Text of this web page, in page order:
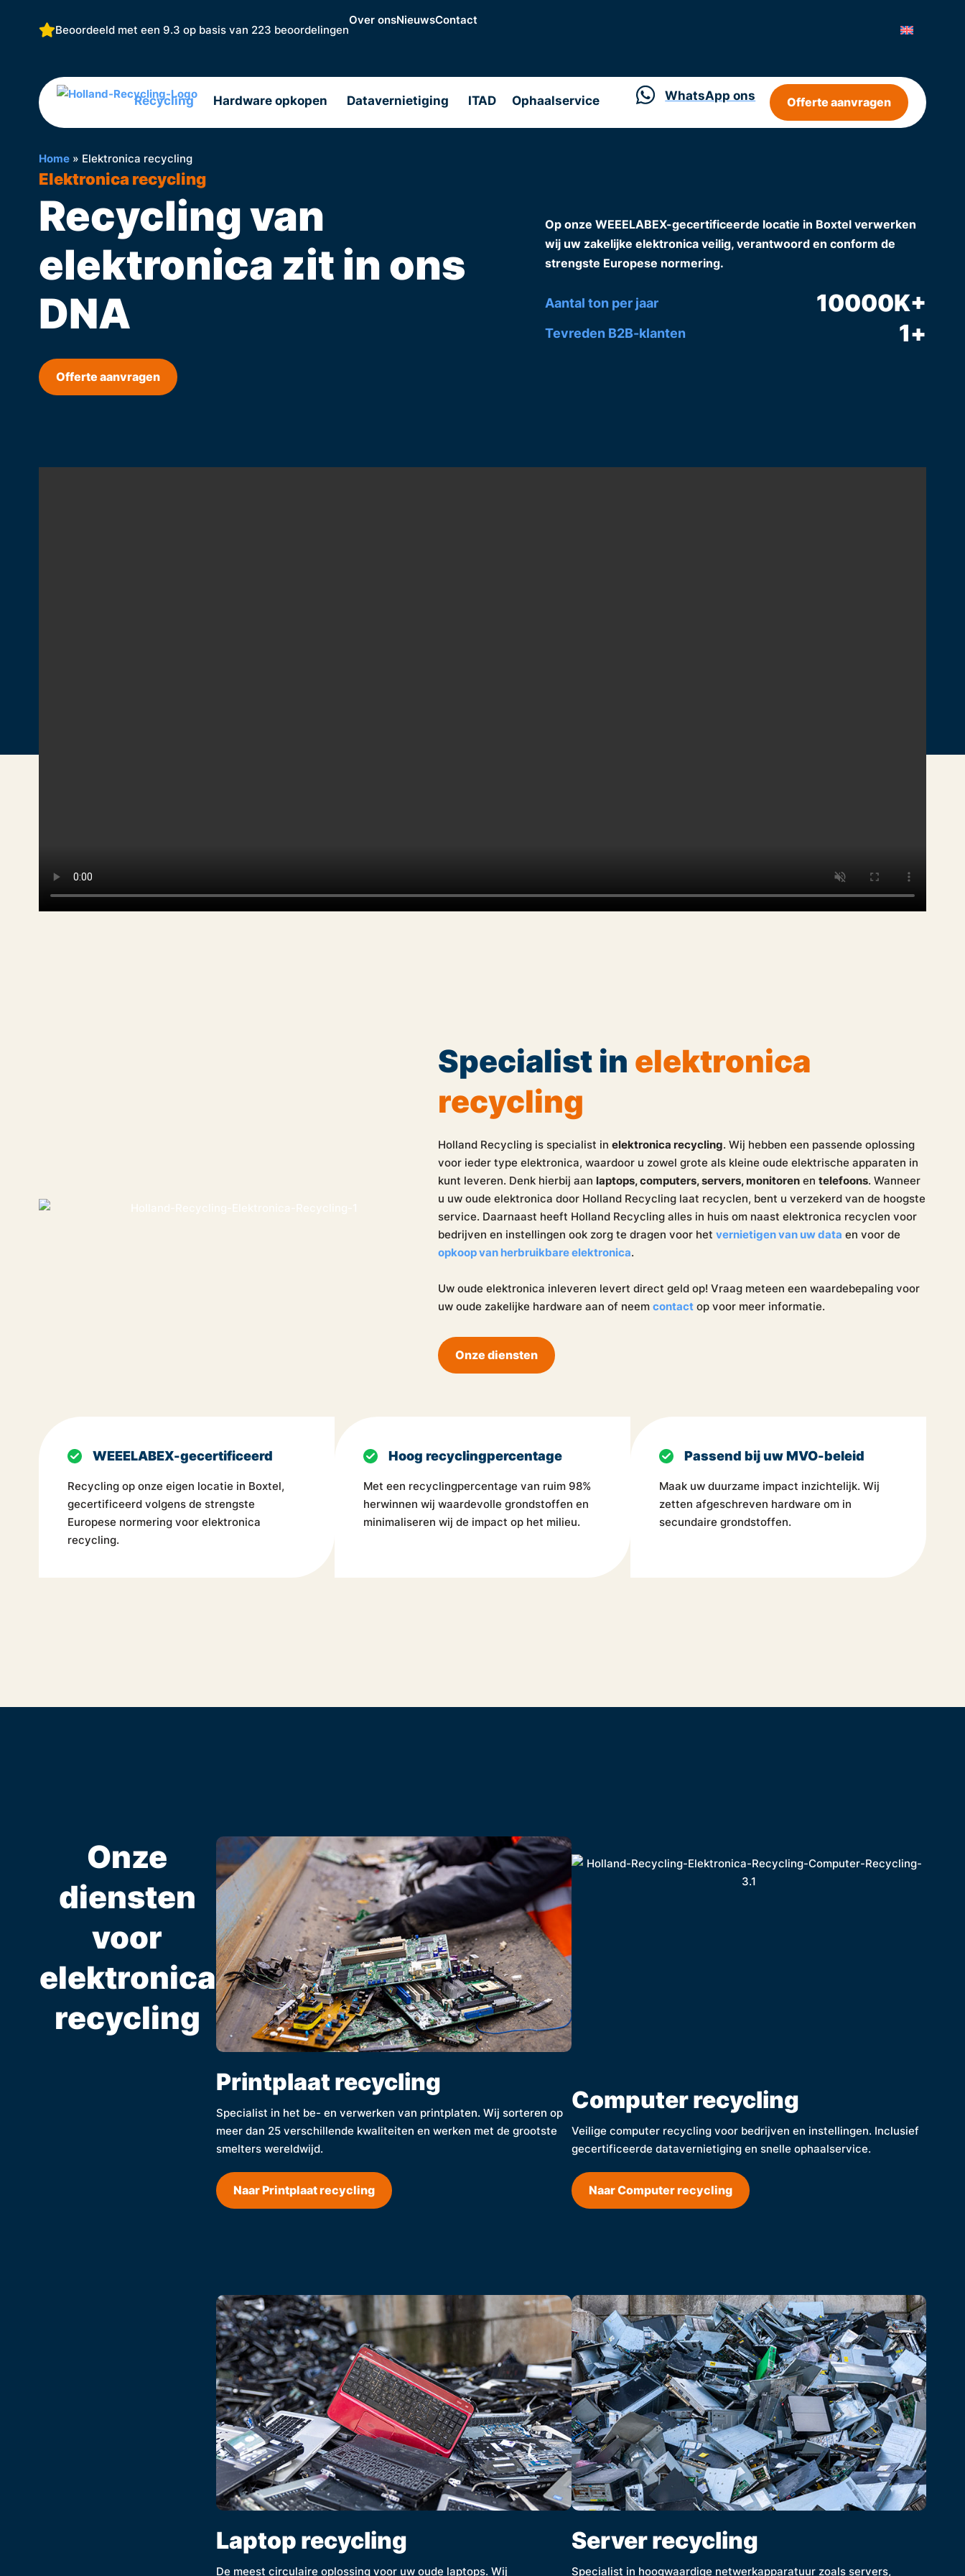
Beoordeeld met een 9.3 op basis van 223 beoordelingen
Over onsNieuwsContact
Recycling Hardware opkopen Datavernietiging ITAD Ophaalservice WhatsApp ons Offerte aanvragen
Home» Elektronica recycling
Elektronica recycling
Recycling van
elektronica zit in ons
DNA
Offerte aanvragen
Op onze WEEELABEX-gecertificeerde locatie in Boxtel verwerken
wij uw zakelijke elektronica veilig, verantwoord en conform de
strengste Europese normering.
Aantal ton per jaar 10000K+
Tevreden B2B-klanten 1+
Specialist inelektronica
recycling
Holland Recycling is specialist inelektronica recycling. Wij hebben een passende oplossing
voor ieder type elektronica, waardoor u zowel grote als kleine oude elektrische apparaten in
kunt leveren. Denk hierbij aan laptops, computers, servers, monitorenentelefoons. Wanneer
u uw oude elektronica door Holland Recycling laat recyclen, bent u verzekerd van de hoogste
service. Daarnaast heeft Holland Recycling alles in huis om naast elektronica recyclen voor
bedrijven en instellingen ook zorg te dragen voor hetvernietigen van uw data en voor de
opkoop van herbruikbare elektronica.
Uw oude elektronica inleveren levert direct geld op! Vraag meteen een waardebepaling voor
uw oude zakelijke hardware aan of neemcontactop voor meer informatie.
Onze diensten
WEEELABEX-gecertificeerd
Recycling op onze eigen locatie in Boxtel,
gecertificeerd volgens de strengste
Europese normering voor elektronica
recycling.
Hoog recyclingpercentage
Met een recyclingpercentage van ruim 98%
herwinnen wij waardevolle grondstoffen en
minimaliseren wij de impact op het milieu.
Passend bij uw MVO-beleid
Maak uw duurzame impact inzichtelijk. Wij
zetten afgeschreven hardware om in
secundaire grondstoffen.
Onze
diensten
voor
elektronica
recycling
Printplaat recycling
Specialist in het be- en verwerken van printplaten. Wij sorteren op
meer dan 25 verschillende kwaliteiten en werken met de grootste
smelters wereldwijd.
Naar Printplaat recycling
Laptop recycling
De meest circulaire oplossing voor uw oude laptops. Wij
Computer recycling
Veilige computer recycling voor bedrijven en instellingen. Inclusief
gecertificeerde datavernietiging en snelle ophaalservice.
Naar Computer recycling
Server recycling
Specialist in hoogwaardige netwerkapparatuur zoals servers,